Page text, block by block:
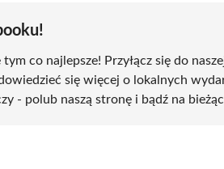
co najlepsze! Przyłącz się do
się więcej o lokalnych
- polub naszą stronę i bądź na